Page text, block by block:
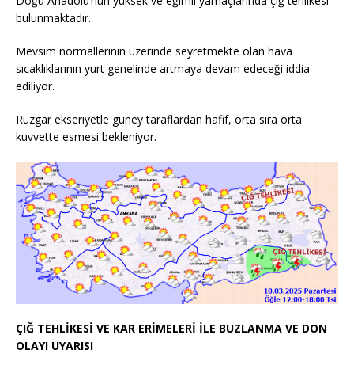
bulunmaktadır.
Mevsim normallerinin üzerinde seyretmekte olan hava
sıcaklıklarının yurt genelinde artmaya devam edeceği iddia
ediliyor.
Rüzgar ekseriyetle güney taraflardan hafif, orta sıra orta
kuvvette esmesi bekleniyor.
ÇIĞ TEHLİKESİ VE KAR ERİMELERİ İLE BUZLANMA VE DON
OLAYI UYARISI